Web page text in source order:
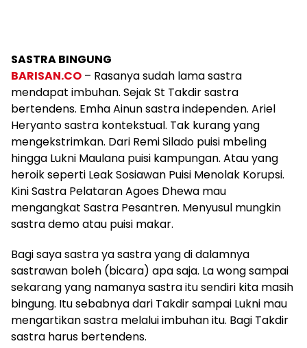
SASTRA BINGUNG
BARISAN.CO – Rasanya sudah lama sastra
mendapat imbuhan. Sejak St Takdir sastra
bertendens. Emha Ainun sastra independen. Ariel
Heryanto sastra kontekstual. Tak kurang yang
mengekstrimkan. Dari Remi Silado puisi mbeling
hingga Lukni Maulana puisi kampungan. Atau yang
heroik seperti Leak Sosiawan Puisi Menolak Korupsi.
Kini Sastra Pelataran Agoes Dhewa mau
mengangkat Sastra Pesantren. Menyusul mungkin
sastra demo atau puisi makar.
Bagi saya sastra ya sastra yang di dalamnya
sastrawan boleh (bicara) apa saja. La wong sampai
sekarang yang namanya sastra itu sendiri kita masih
bingung. Itu sebabnya dari Takdir sampai Lukni mau
mengartikan sastra melalui imbuhan itu. Bagi Takdir
sastra harus bertendens.